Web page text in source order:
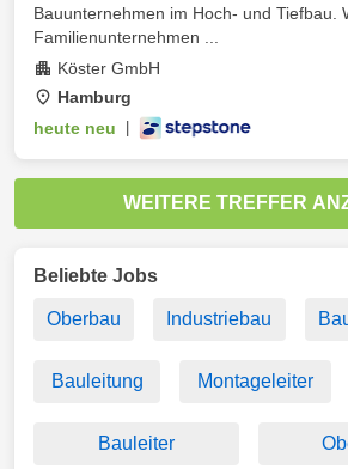
Bauunternehmen im Hoch- und Tiefbau.
Familienunternehmen ...
Köster GmbH
Hamburg
heute neu
WEITERE TREFFER
Beliebte Jobs
Oberbau Industriebau
Bauleitung Montageleiter
Bauleiter